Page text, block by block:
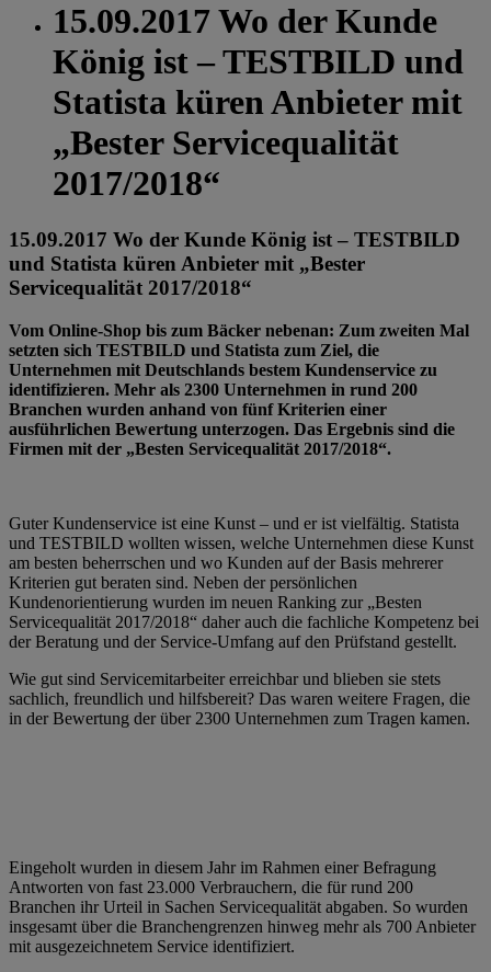
15.09.2017 Wo der Kunde
König ist – TESTBILD und
Statista küren Anbieter mit
„Bester Servicequalität
2017/2018“
15.09.2017 Wo der Kunde König ist – TESTBILD
und Statista küren Anbieter mit „Bester
Servicequalität 2017/2018“
Vom Online-Shop bis zum Bäcker nebenan: Zum zweiten Mal
setzten sich TESTBILD und Statista zum Ziel, die
Unternehmen mit Deutschlands bestem Kundenservice zu
identifizieren. Mehr als 2300 Unternehmen in rund 200
Branchen wurden anhand von fünf Kriterien einer
ausführlichen Bewertung unterzogen. Das Ergebnis sind die
Firmen mit der „Besten Servicequalität 2017/2018“.
Guter Kundenservice ist eine Kunst – und er ist vielfältig. Statista
und TESTBILD wollten wissen, welche Unternehmen diese Kunst
am besten beherrschen und wo Kunden auf der Basis mehrerer
Kriterien gut beraten sind. Neben der persönlichen
Kundenorientierung wurden im neuen Ranking zur „Besten
Servicequalität 2017/2018“ daher auch die fachliche Kompetenz bei
der Beratung und der Service-Umfang auf den Prüfstand gestellt.
Wie gut sind Servicemitarbeiter erreichbar und blieben sie stets
sachlich, freundlich und hilfsbereit? Das waren weitere Fragen, die
in der Bewertung der über 2300 Unternehmen zum Tragen kamen.
Eingeholt wurden in diesem Jahr im Rahmen einer Befragung
Antworten von fast 23.000 Verbrauchern, die für rund 200
Branchen ihr Urteil in Sachen Servicequalität abgaben. So wurden
insgesamt über die Branchengrenzen hinweg mehr als 700 Anbieter
mit ausgezeichnetem Service identifiziert.